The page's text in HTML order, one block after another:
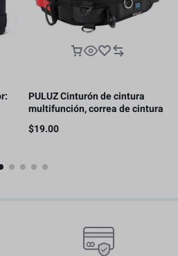
PULUZ Cinturón de cintura
multifunción, correa de cintura
ajustable para cámara con
gancho
$19.00